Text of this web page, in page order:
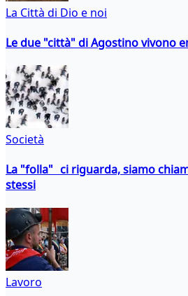
La Città di Dio e noi
Le due "città" di Agostino vivono
Società
La "folla" ci riguarda, siamo
stessi
Lavoro